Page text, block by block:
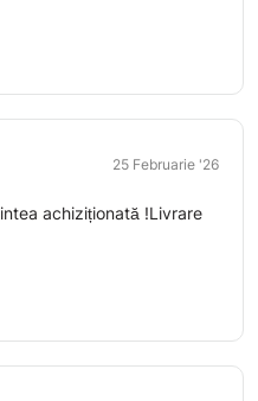
25 Februarie '26
achiziționată !Livrare